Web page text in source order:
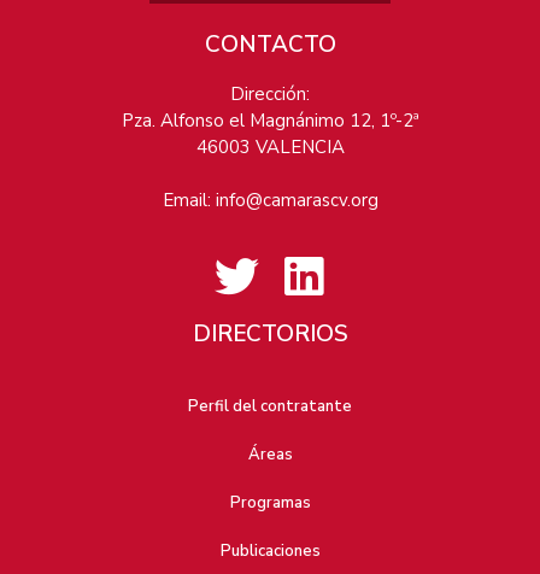
CONTACTO
Dirección:
Pza. Alfonso el Magnánimo 12, 1º-2ª
46003 VALENCIA
Email: info@camarascv.org
DIRECTORIOS
Perfil del contratante
Áreas
Programas
Publicaciones